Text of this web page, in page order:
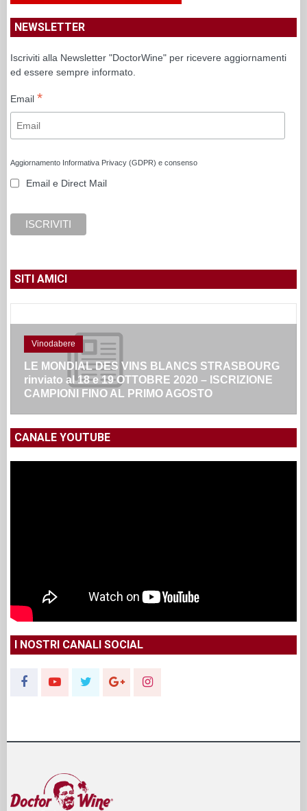
NEWSLETTER
Iscriviti alla Newsletter "DoctorWine" per ricevere aggiornamenti
ed essere sempre informato.
Email *
Aggiornamento Informativa Privacy (GDPR) e consenso
Email e Direct Mail
SITI AMICI
Vinodabere
LE MONDIAL DES VINS BLANCS STRASBOURG
rinviato al 18 e 19 OTTOBRE 2020 – ISCRIZIONE
CAMPIONI FINO AL PRIMO AGOSTO
CANALE YOUTUBE
I NOSTRI CANALI SOCIAL